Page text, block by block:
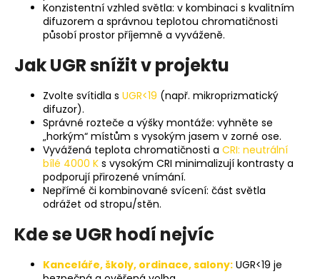
Konzistentní vzhled světla: v kombinaci s kvalitním
difuzorem a správnou teplotou chromatičnosti
působí prostor příjemně a vyváženě.
Jak UGR snížit v projektu
Zvolte svítidla s UGR<19 (např. mikroprizmatický
difuzor).
Správné rozteče a výšky montáže: vyhněte se
„horkým“ místům s vysokým jasem v zorné ose.
Vyvážená teplota chromatičnosti a CRI: neutrální
bílé 4000 K s vysokým CRI minimalizují kontrasty a
podporují přirozené vnímání.
Nepřímé či kombinované svícení: část světla
odrážet od stropu/stěn.
Kde se UGR hodí nejvíc
Kanceláře, školy, ordinace, salony: UGR<19 je
HLEDAT
u
j